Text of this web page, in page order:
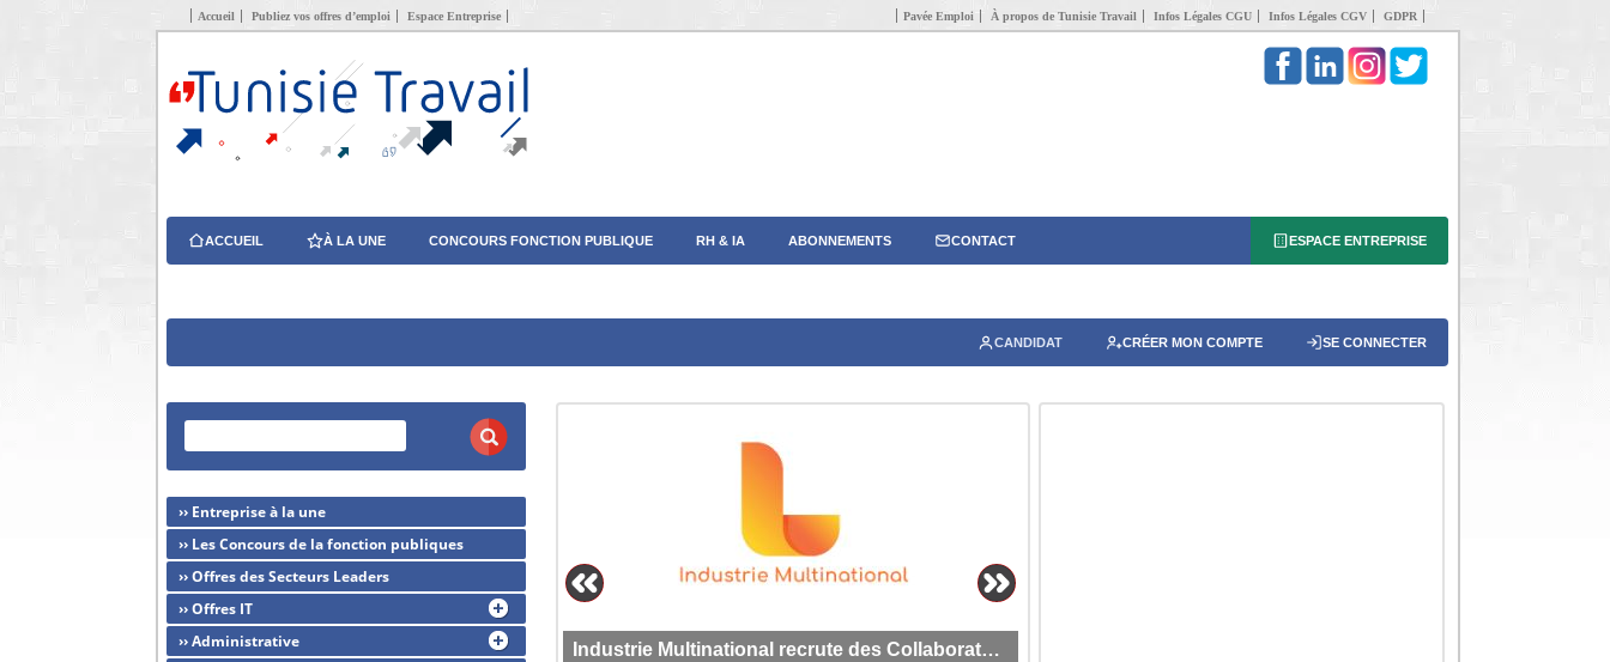
Accueil Publiez vos offres d’emploi Espace Entreprise Pavée Emploi À propos de Tunisie Travail Infos Légales CGU Infos Légales CGV GDPR
ACCUEIL À LA UNE CONCOURS FONCTION PUBLIQUE RH & IA ABONNEMENTS CONTACT ESPACE ENTREPRISE
CANDIDAT CRÉER MON COMPTE SE CONNECTER
Industrie Multinational recrute des Collaborateurs
›› Entreprise à la une
›› Les Concours de la fonction publiques
›› Offres des Secteurs Leaders
›› Offres IT
›› Administrative